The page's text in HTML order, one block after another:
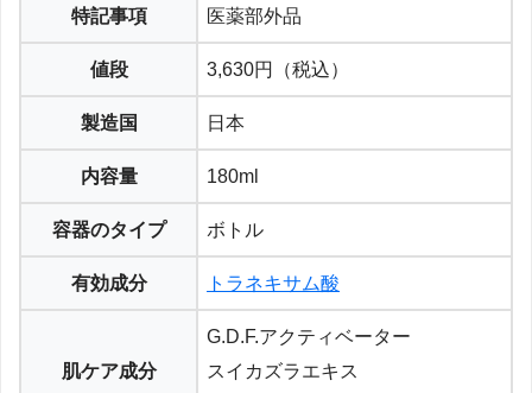
特記事項 医薬部外品
値段 3,630円（税込）
製造国 日本
内容量 180ml
容器のタイプ ボトル
有効成分 トラネキサム酸
肌ケア成分
G.D.F.アクティベーター
スイカズラエキス